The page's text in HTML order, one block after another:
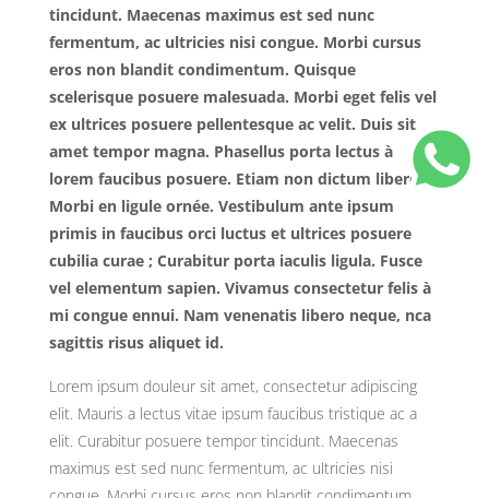
tincidunt. Maecenas maximus est sed nunc
fermentum, ac ultricies nisi congue. Morbi cursus
eros non blandit condimentum. Quisque
scelerisque posuere malesuada. Morbi eget felis vel
ex ultrices posuere pellentesque ac velit. Duis sit
amet tempor magna. Phasellus porta lectus à
lorem faucibus posuere. Etiam non dictum libero.
Morbi en ligule ornée. Vestibulum ante ipsum
primis in faucibus orci luctus et ultrices posuere
cubilia curae ; Curabitur porta iaculis ligula. Fusce
vel elementum sapien. Vivamus consectetur felis à
mi congue ennui. Nam venenatis libero neque, nca
sagittis risus aliquet id.
Lorem ipsum douleur sit amet, consectetur adipiscing
elit. Mauris a lectus vitae ipsum faucibus tristique ac a
elit. Curabitur posuere tempor tincidunt. Maecenas
maximus est sed nunc fermentum, ac ultricies nisi